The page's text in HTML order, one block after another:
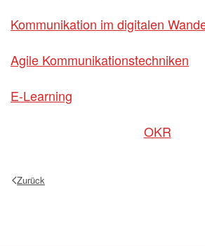
Kommunikation im digitalen
Agile Kommunikationstechniken
E-Learning
OKR
Zurück